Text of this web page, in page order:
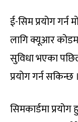
ई-सिम प्रयोग गर्न
लागि क्यूआर
सुविधा भएका
प्रयोग गर्न सकिन्छ ।
सिमकार्डमा